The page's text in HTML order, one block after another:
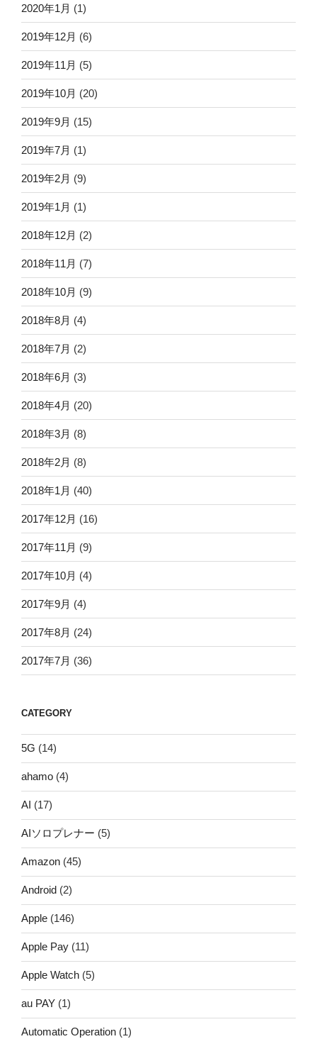
2020年1月 (1)
2019年12月 (6)
2019年11月 (5)
2019年10月 (20)
2019年9月 (15)
2019年7月 (1)
2019年2月 (9)
2019年1月 (1)
2018年12月 (2)
2018年11月 (7)
2018年10月 (9)
2018年8月 (4)
2018年7月 (2)
2018年6月 (3)
2018年4月 (20)
2018年3月 (8)
2018年2月 (8)
2018年1月 (40)
2017年12月 (16)
2017年11月 (9)
2017年10月 (4)
2017年9月 (4)
2017年8月 (24)
2017年7月 (36)
CATEGORY
5G (14)
ahamo (4)
AI (17)
AIソロプレナー (5)
Amazon (45)
Android (2)
Apple (146)
Apple Pay (11)
Apple Watch (5)
au PAY (1)
Automatic Operation (1)